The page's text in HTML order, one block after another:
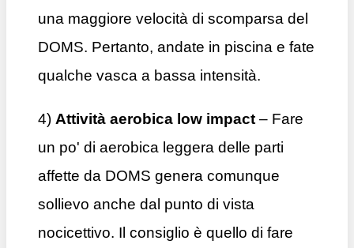
una maggiore velocità di scomparsa del
DOMS. Pertanto, andate in piscina e fate
qualche vasca a bassa intensità.
4) Attività aerobica low impact – Fare
un po' di aerobica leggera delle parti
affette da DOMS genera comunque
sollievo anche dal punto di vista
nocicettivo. Il consiglio è quello di fare